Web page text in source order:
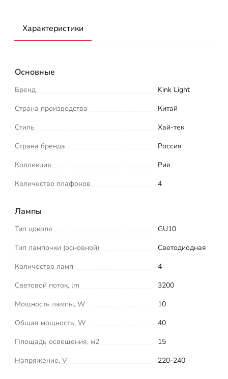
Характеристики
Основные
Бренд
Kink Light
Страна производства
Китай
Стиль
Хай-тек
Страна бренда
Россия
Коллекция
Рия
Количество плафонов
4
Лампы
Тип цоколя
GU10
Тип лампочки (основной)
Светодиодная
Количество ламп
4
Световой поток, lm
3200
Мощность лампы, W
10
Общая мощность, W
40
Площадь освещения, м2
15
Напряжение, V
220-240